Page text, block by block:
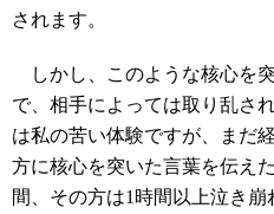
されます。
しかし、このような核心を
で、相手によっては取り乱さ
は私の苦い体験ですが、まだ
方に核心を突いた言葉を伝え
間、その方は1時間以上泣き